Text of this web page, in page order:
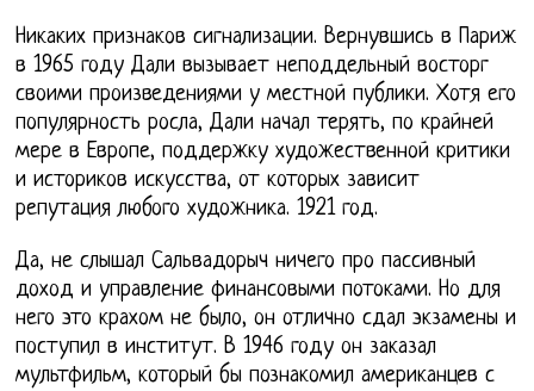
Никаких признаков сигнализации. Вернувшись в Париж
в 1965 году Дали вызывает неподдельный восторг
своими произведениями у местной публики. Хотя его
популярность росла, Дали начал терять, по крайней
мере в Европе, поддержку художественной критики
и историков искусства, от которых зависит
репутация любого художника. 1921 год.
Да, не слышал Сальвадорыч ничего про пассивный
доход и управление финансовыми потоками. Но для
него это крахом не было, он отлично сдал экзамены и
поступил в институт. В 1946 году он заказал
мультфильм, который бы познакомил американцев с